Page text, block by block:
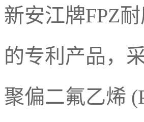
新安江牌FPZ
的专利产品，
聚偏二氟乙烯